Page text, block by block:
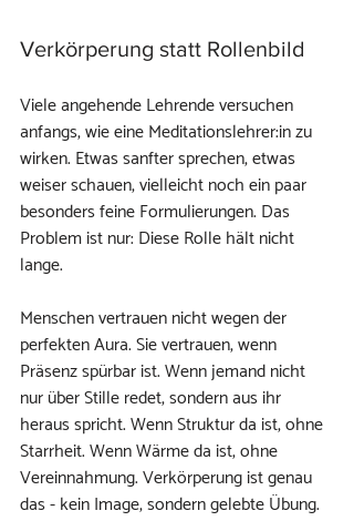
Verkörperung statt Rollenbild
Viele angehende Lehrende versuchen
anfangs, wie eine Meditationslehrer:in zu
wirken. Etwas sanfter sprechen, etwas
weiser schauen, vielleicht noch ein paar
besonders feine Formulierungen. Das
Problem ist nur: Diese Rolle hält nicht
lange.
Menschen vertrauen nicht wegen der
perfekten Aura. Sie vertrauen, wenn
Präsenz spürbar ist. Wenn jemand nicht
nur über Stille redet, sondern aus ihr
heraus spricht. Wenn Struktur da ist, ohne
Starrheit. Wenn Wärme da ist, ohne
Vereinnahmung. Verkörperung ist genau
das - kein Image, sondern gelebte Übung.